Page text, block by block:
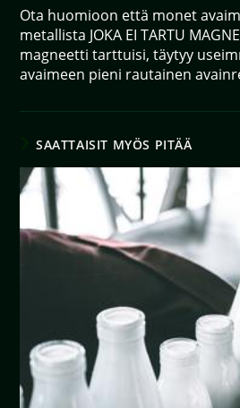
Ota huomioon että monet
metallista JOKA EI TARTU
magneetti tarttuisi, täytyy
avaimeen pieni rautainen
SAATTAISIT MYÖS PITÄÄ